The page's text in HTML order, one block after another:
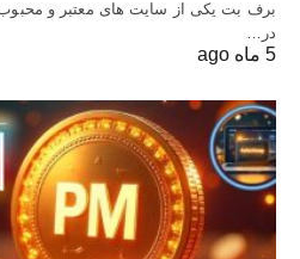
برف بت یکی از سایت های معتبر و
در…
5 ماه ago